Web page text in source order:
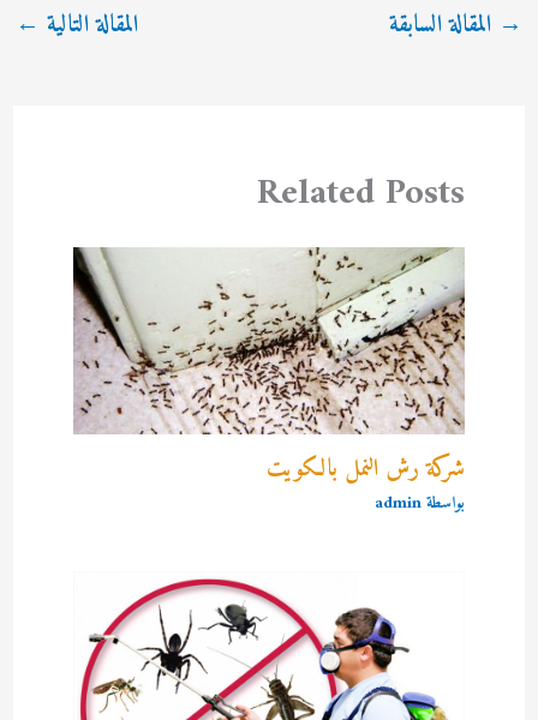
→ المقالة السابقة المقالة التالية ←
Related Posts
شركة رش النمل بالكويت
بواسطةadmin